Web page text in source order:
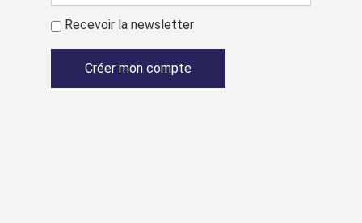
Recevoir la newsletter